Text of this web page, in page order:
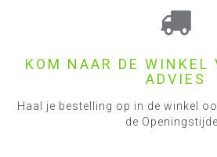
KOM NAAR DE WINKEL
ADVIES
Haal je bestelling op in de winkel
de